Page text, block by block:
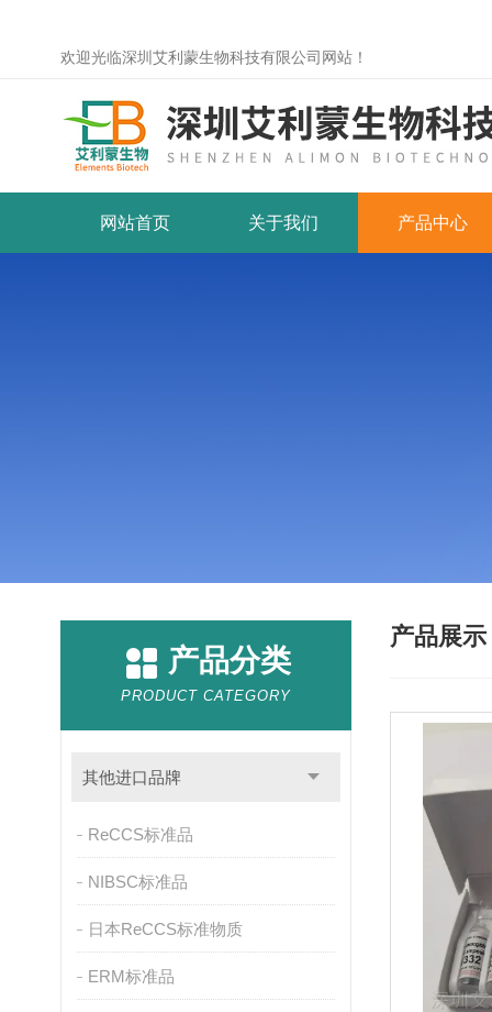
欢迎光临深圳艾利蒙生物科技有限公司网站！
网站首页 关于我们 产品中心
产品分类
PRODUCT CATEGORY
其他进口品牌
ReCCS标准品
NIBSC标准品
日本ReCCS标准物质
ERM标准品
产品展示